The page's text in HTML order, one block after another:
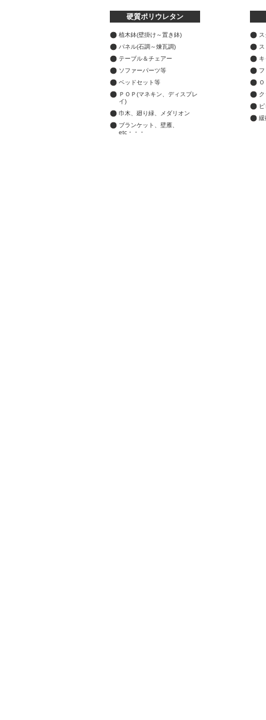
硬質ポリウレタン
植木鉢(壁掛け～置き鉢)
パネル(石調～煉瓦調)
テーブル＆チェアー
ソファーパーツ等
ベッドセット等
ＰＯＰ(マネキン、ディスプレ
イ)
巾木、廻り緑、メダリオン
ブランケット、壁雁、
etc・・・